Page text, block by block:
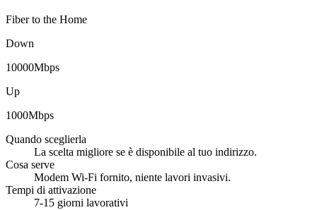
Fiber to the Home
Down
10000Mbps
Up
1000Mbps
Quando sceglierla
La scelta migliore se è disponibile al tuo indirizzo.
Cosa serve
Modem Wi-Fi fornito, niente lavori invasivi.
Tempi di attivazione
7-15 giorni lavorativi